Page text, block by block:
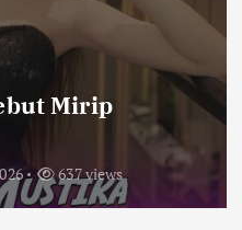
Mirip
637 views